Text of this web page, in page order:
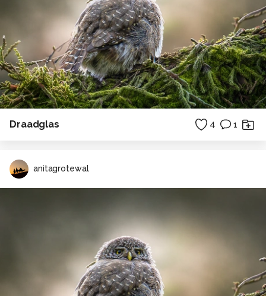
Draadglas 4 1
anitagrotewal